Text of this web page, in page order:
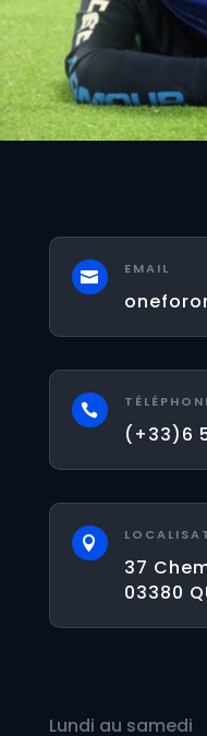
 EMAIL

(+33)6

37
03380
Lundi au samedi